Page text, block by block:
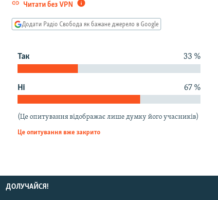
Перейти
пошуку
СУСПІЛЬСТВО
КУЛЬТУРА
УКРАЇНА
ДОНБАС.РЕАЛІЇ
КРИМ.РЕАЛІЇ
СХЕМИ
КИТАЙ.ВИКЛИКИ
МУЛЬТИМЕДІА
ФОТО
КРИМ РЕАЛІЇ
Читати без VPN
Додати Радіо Свобода як бажане джерело в Google
Так 33 %
Ні 67 %
(Це опитування відображає лише думку його учасників)
Це опитування вже закрито
ДОЛУЧАЙСЯ!